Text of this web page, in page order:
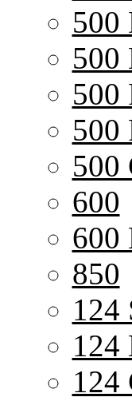
500
500
500
500
500
600
600
850
124
124